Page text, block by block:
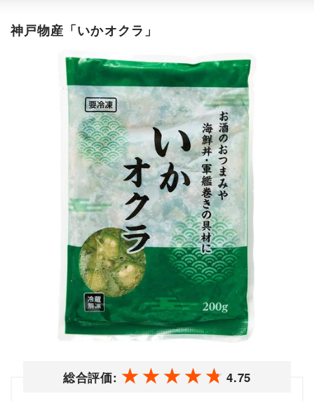
神戸物産「いかオクラ」
総合評価: 4.75